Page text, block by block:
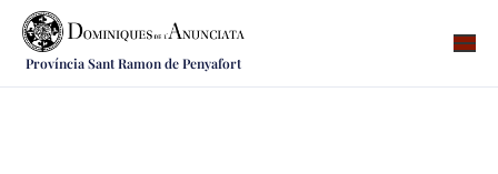
Província Sant Ramon de Penyafort
Qui som